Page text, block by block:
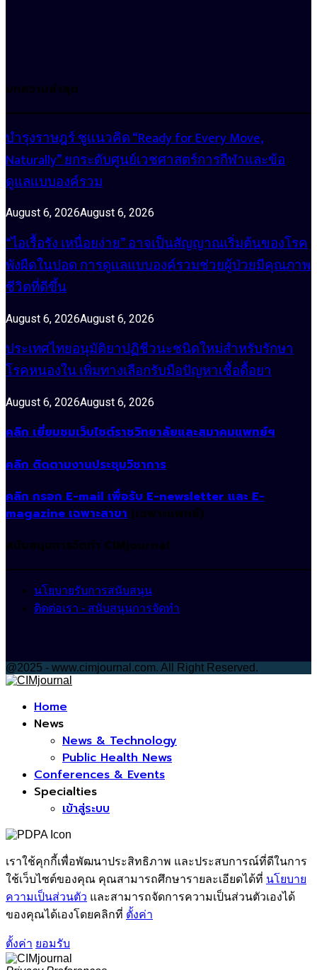
บทความล่าสุด
บำรุงราษฎร์ ชูแนวคิด “Ready for Every Move,
Naturally” ยกระดับศูนย์เวชศาสตร์การกีฬาและข้อ
ดูแลแบบองค์รวม
August 6, 2026August 6, 2026
“ไอเรื้อรัง เหนื่อยง่าย” อาจเป็นสัญญาณเริ่มต้นของโรค
พังผืดในปอด การดูแลแบบองค์รวมช่วยผู้ป่วยมีคุณภาพ
ชีวิตที่ดีขึ้น
August 6, 2026August 6, 2026
ประเทศไทยอนุมัติยาปฏิชีวนะชนิดใหม่สำหรับรักษา
โรคหนองใน เพิ่มทางเลือกรับมือปัญหาเชื้อดื้อยา
August 6, 2026August 6, 2026
คลิก เยี่ยมชมเว็บไซต์ราชวิทยาลัยและสมาคมแพทย์ฯ
คลิก ติดตามงานประชุมวิชาการ
คลิก กรอก E-mail เพื่อรับ E-newsletter และ E-
magazine เฉพาะสาขา (เฉพาะแพทย์)
สนับสนุนการจัดทำ CIMjournal
นโยบายรับการสนับสนุน
ติดต่อเรา - สนับสนุนการจัดทำ
@2025 - www.cimjournal.com. All Right Reserved.
Home
News
News & Technology
Public Health News
Conferences & Events
Specialties
เข้าสู่ระบบ
เราใช้คุกกี้เพื่อพัฒนาประสิทธิภาพ และประสบการณ์ที่ดีในการ
ใช้เว็บไซต์ของคุณ คุณสามารถศึกษารายละเอียดได้ที่ นโยบาย
ความเป็นส่วนตัว และสามารถจัดการความเป็นส่วนตัวเองได้
ของคุณได้เองโดยคลิกที่ ตั้งค่า
ตั้งค่า ยอมรับ